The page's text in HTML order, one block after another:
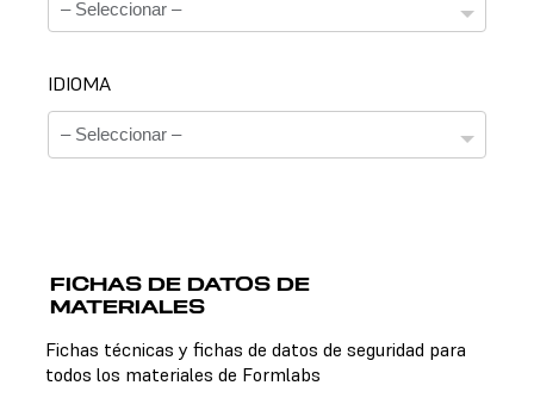
IDIOMA
No hay una ficha técnica disponible para el material
FICHAS DE DATOS DE
MATERIALES
Fichas técnicas y fichas de datos de seguridad para
todos los materiales de Formlabs